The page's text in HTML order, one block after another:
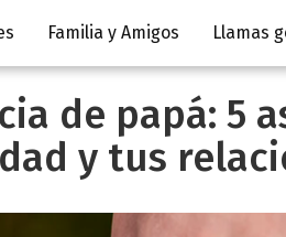
Familia y Amigos Llamas
de papá: 5
y tus